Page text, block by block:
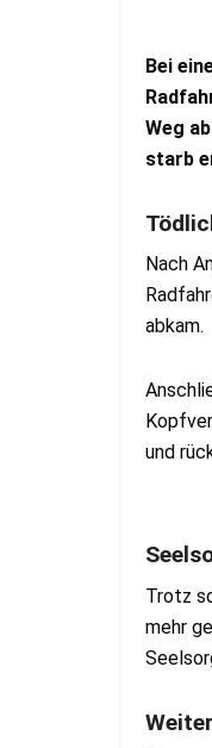
Bei
Weg
starb
Nach
abkam.
und
Trotz
mehr